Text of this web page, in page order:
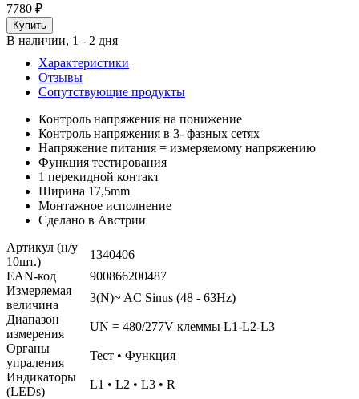
7780 ₽
В наличии, 1 - 2 дня
Характеристики
Отзывы
Сопутствующие продукты
Контроль напряжения на понижение
Контроль напряжения в 3- фазных сетях
Напряжение питания = измеряемому напряжению
Функция тестирования
1 перекидной контакт
Ширина 17,5mm
Монтажное исполнение
Сделано в Австрии
Артикул (н/у
10шт.)
1340406
EAN-код
900866200487
Измеряемая
величина
3(N)~ AC Sinus (48 - 63Hz)
Диапазон
измерения
UN = 480/277V клеммы L1-L2-L3
Органы
упраления
Тест • Функция
Индикаторы
(LEDs)
L1 • L2 • L3 • R